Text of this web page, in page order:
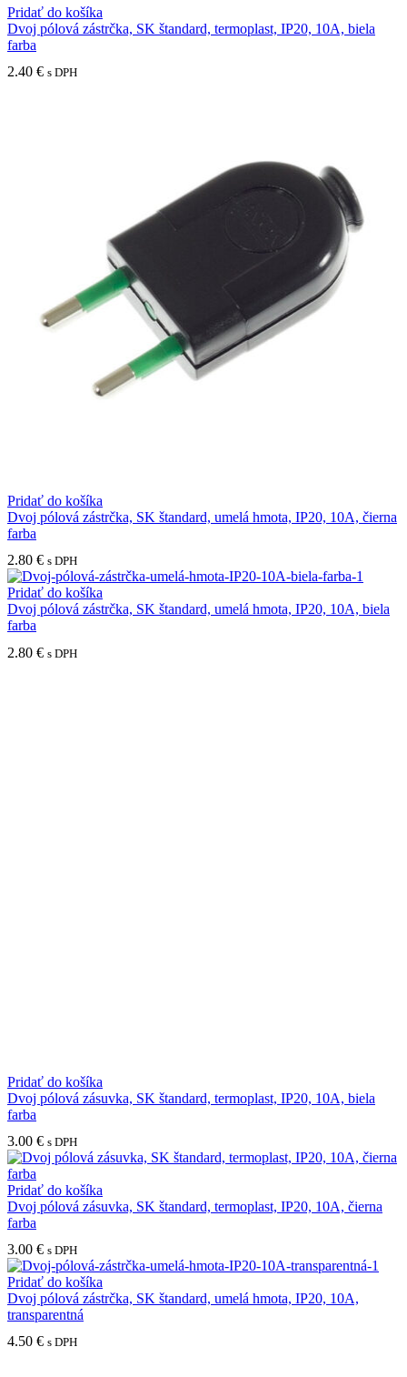
Pridať do košíka
Dvoj pólová zástrčka, SK štandard, termoplast, IP20, 10A, biela
farba
2.40 € s DPH
Pridať do košíka
Dvoj pólová zástrčka, SK štandard, umelá hmota, IP20, 10A, čierna
farba
2.80 € s DPH
Pridať do košíka
Dvoj pólová zástrčka, SK štandard, umelá hmota, IP20, 10A, biela
farba
2.80 € s DPH
Pridať do košíka
Dvoj pólová zásuvka, SK štandard, termoplast, IP20, 10A, biela
farba
3.00 € s DPH
Pridať do košíka
Dvoj pólová zásuvka, SK štandard, termoplast, IP20, 10A, čierna
farba
3.00 € s DPH
Pridať do košíka
Dvoj pólová zástrčka, SK štandard, umelá hmota, IP20, 10A,
transparentná
4.50 € s DPH